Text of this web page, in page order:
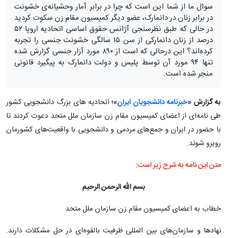
سوال ما از شما این است که چرا در برابر آمار وحشیانه‌ی خشونت
در برابر زنان در دانمارک، عضو دیگر کمیسیون مقام زن سکوت کردید
در حالی که طبق نظرسنجی آژانس حقوق اساسی اتحادیه اروپا ۵۲
درصد از زنان دانمارکی از سن ۱۵ سالگی خشونت جنسی را تجربه
کرده‌اند؟ این درحالی که است از ۸۹۰ مورد آزار جنسی گزارش شده
تنها ۹۴ مورد آن توسط پلیس و دولت دانمارک به پیگیرد قانونی
منجر شده است.
به گزارش «خبرنامه دانشجویان ایران»؛ اتحادیه های بزرگ دانشجویی کشور
طی نامه‌ای از اعضای کمیسیون مقام زن سازمان ملل متحد دعوت کردند تا
با حضور در ایران و جمع‌های مردمی و دانشجویی با واقعیت‌های کشورمان
روبرو شوند.
متن این نامه به شرح زیر است:
بسم الله الرحمن الرحیم
خطاب به اعضای کمیسیون مقام زن سازمان ملل متحد
نهاد‌ها و سازمان‌های بین المللی ظرفیت بالقوه‌ای در حل مشکلات دارند.